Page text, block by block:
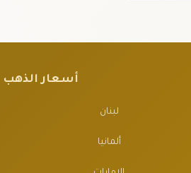
أسعار الذهب
لبنان
ألمانيا